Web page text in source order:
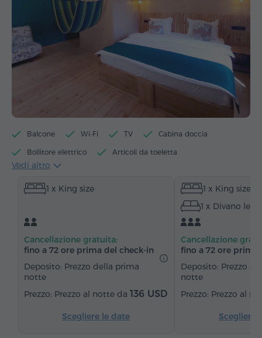
Balcone Wi-Fi TV Cabina doccia
Bollitore elettrico Articoli da toeletta
Asciugamani
Riscaldamento
Sedia
Telefono Pavimenti in parquet
Frigorifero Acqua in bottiglia Tè/Caffè
Vedi altro
1 x King size
Cancellazione gratuita:
fino a 72 ore prima del check‑in
Deposito: Prezzo della prima
notte
Prezzo al notte da 136 USD
Scegliere le date
1 x King size
1 x Divano letto
Cancellazione
fino a 72 ore prima
Deposito: Prezzo
notte
Prezzo al
Scegliere